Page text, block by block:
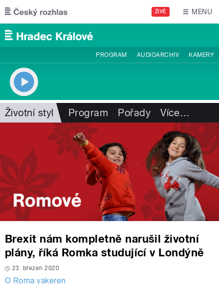
Přejít k hlavnímu obsahu
ŽIVĚ MENU
PROGRAM AUDIOARCHIV KAMERY
Životní styl Program Pořady Více…
Brexit nám kompletně narušil životní
plány, říká Romka studující v Londýně
23. březen 2020
O Roma vakeren